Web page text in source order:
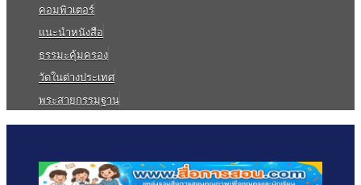
คอมพิวเตอร์
แนะนำหนังสือ
ธรรมะคุ้มครอง
วัดในต่างประเทศ
พระสายกรรมฐาน